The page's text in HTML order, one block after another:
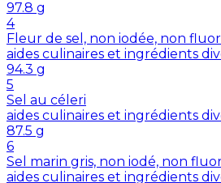
97.8 g
4
Fleur de sel, non iodée, non
aides culinaires et ingrédients
94.3 g
5
Sel au céleri
aides culinaires et ingrédients
87.5 g
6
Sel marin gris, non iodé, non
aides culinaires et ingrédients